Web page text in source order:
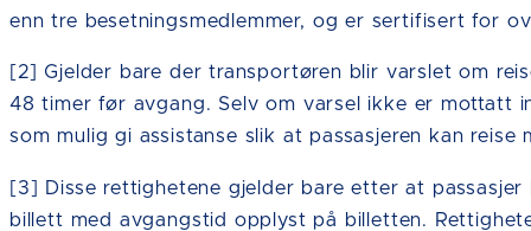
enn tre besetningsmedlemmer, og er sertifisert for
[2] Gjelder bare der transportøren blir varslet om
48 timer før avgang. Selv om varsel ikke er mottatt
som mulig gi assistanse slik at passasjeren kan reise
[3] Disse rettighetene gjelder bare etter at
billett med avgangstid opplyst på billetten.